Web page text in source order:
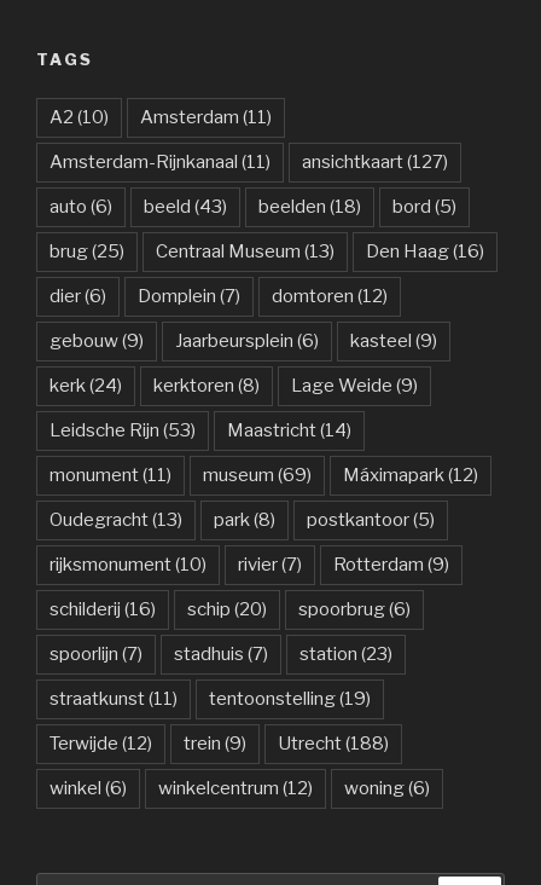
TAGS
A2 (10) Amsterdam (11)
Amsterdam-Rijnkanaal (11) ansichtkaart(127)
auto (6) beeld (43) beelden (18) bord (5)
brug(25) Centraal Museum (13) Den Haag(16)
dier(6) Domplein (7) domtoren (12)
gebouw(9) Jaarbeursplein (6) kasteel (9)
kerk(24) kerktoren (8) Lage Weide (9)
Leidsche Rijn (53) Maastricht(14)
monument(11) museum (69) Máximapark(12)
Oudegracht(13) park(8) postkantoor(5)
rijksmonument(10) rivier(7) Rotterdam (9)
schilderij (16) schip (20) spoorbrug(6)
spoorlijn (7) stadhuis (7) station (23)
straatkunst(11) tentoonstelling(19)
Terwijde (12) trein (9) Utrecht(188)
winkel (6) winkelcentrum (12) woning(6)